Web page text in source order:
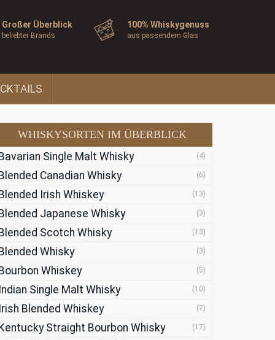
Großer Überblick
beliebter Brands
100% Whiskygenuss
aus passendem Glas
WHISKYSORTEN IM ÜBERBLICK
Bavarian Single Malt Whisky
(4)
Blended Canadian Whisky (6)
Blended Irish Whiskey (13)
Blended Japanese Whisky (3)
Blended Scotch Whisky (13)
Blended Whisky (3)
Bourbon Whiskey (5)
Indian Single Malt Whisky (10)
Irish Blended Whiskey (7)
Kentucky Straight Bourbon Whisky (17)